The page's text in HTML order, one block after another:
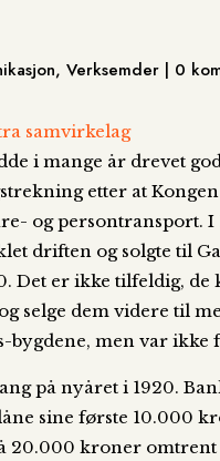
Verksemder | 0
i mange år drevet
etter at
og
driften og solgte til
Det er ikke tilfeldig,
selge dem videre til
men var ikke
på nyåret i 1920.
sine første 10.000
20.000 kroner omtrent